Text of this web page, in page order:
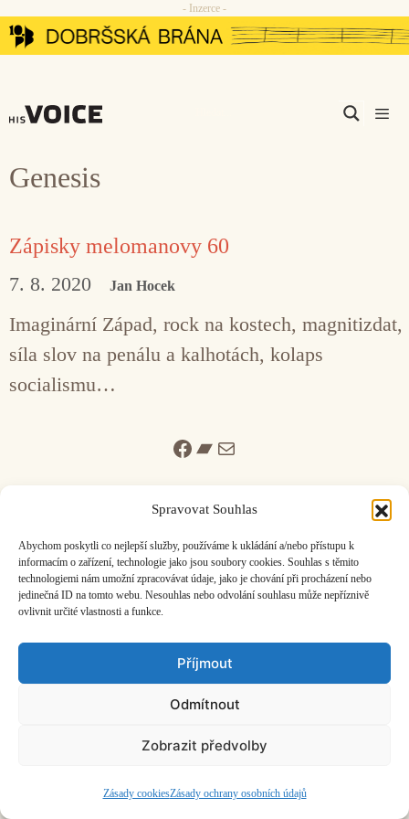
Spravovat Souhlas
Abychom poskytli co nejlepší služby, používáme k ukládání a/nebo přístupu k
informacím o zařízení, technologie jako jsou soubory cookies. Souhlas s těmito
technologiemi nám umožní zpracovávat údaje, jako je chování při procházení nebo
jedinečná ID na tomto webu. Nesouhlas nebo odvolání souhlasu může nepříznivě
ovlivnit určité vlastnosti a funkce.
Příjmout
Odmítnout
Zobrazit předvolby
Zásady cookiesZásady ochrany osobních údajů
Přeskočit
na
- Inzerce -
Genesis
Zápisky melomanovy 60
7. 8. 2020 Jan Hocek
Imaginární Západ, rock na kostech, magnitizdat,
síla slov na penálu a kalhotách, kolaps
socialismu…
Facebook
Bandcamp
Mail
ČASOPIS O JINÉ HUDBĚ | vydává Hudební informační středisko|
založeno 2001 | Kontaktujte nás:info@hisvoice.cz
©2026 HISvoice – design a admin